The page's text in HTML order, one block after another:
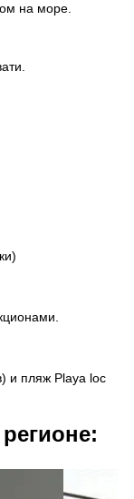
на море.
и пляж Playa loc